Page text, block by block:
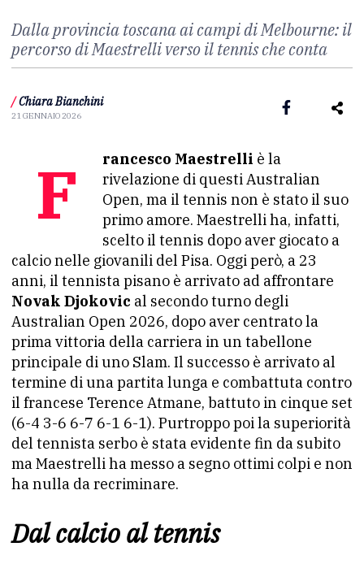
Dalla provincia toscana ai campi di Melbourne: il
percorso di Maestrelli verso il tennis che conta
/ Chiara Bianchini
21 GENNAIO 2026
Francesco Maestrelli è la
rivelazione di questi Australian
Open, ma il tennis non è stato il suo
primo amore. Maestrelli ha, infatti,
scelto il tennis dopo aver giocato a
calcio nelle giovanili del Pisa. Oggi però, a 23
anni, il tennista pisano è arrivato ad affrontare
Novak Djokovic al secondo turno degli
Australian Open 2026, dopo aver centrato la
prima vittoria della carriera in un tabellone
principale di uno Slam. Il successo è arrivato al
termine di una partita lunga e combattuta contro
il francese Terence Atmane, battuto in cinque set
(6-4 3-6 6-7 6-1 6-1). Purtroppo poi la superiorità
del tennista serbo è stata evidente fin da subito
ma Maestrelli ha messo a segno ottimi colpi e non
ha nulla da recriminare.
Dal calcio al tennis